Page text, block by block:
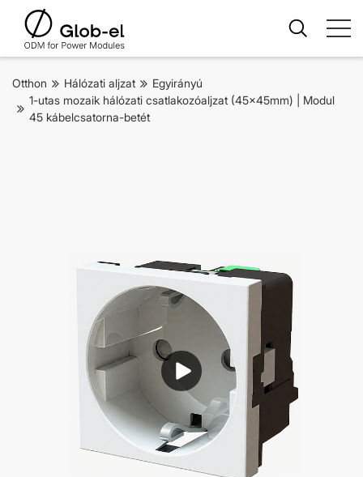
Otthon Hálózati aljzat
Egyirányú
1-utas mozaik hálózati csatlakozóaljzat (45x45mm) | Modul
45 kábelcsatorna-betét